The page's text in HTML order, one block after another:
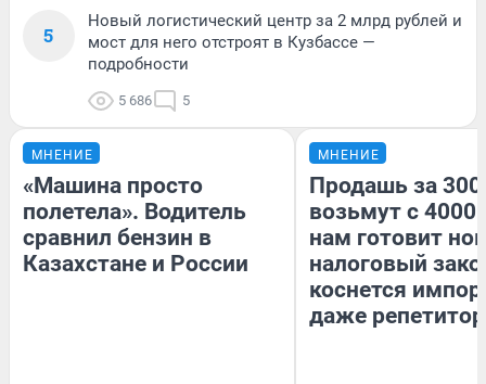
5
Новый логистический центр за 2 млрд рублей и
мост для него отстроят в Кузбассе —
подробности
5 686 5
МНЕНИЕ
«Машина просто
полетела». Водитель
сравнил бензин в
Казахстане и России
МНЕНИЕ
Продашь за
возьмут с
нам готовит
налоговый
коснется
даже